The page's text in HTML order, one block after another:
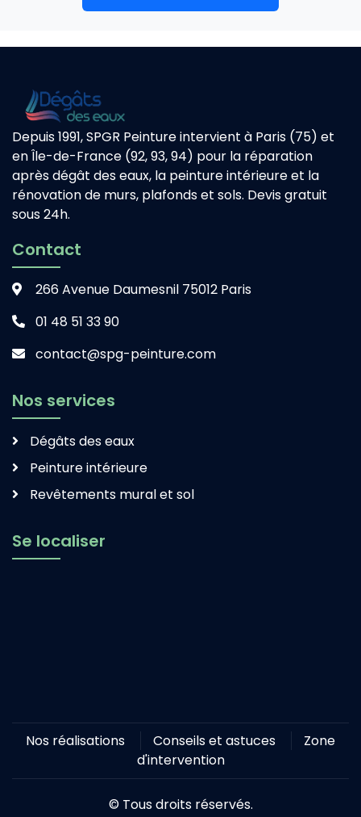
Depuis 1991, SPGR Peinture intervient à Paris (75) et
en Île-de-France (92, 93, 94) pour la réparation
après dégât des eaux, la peinture intérieure et la
rénovation de murs, plafonds et sols. Devis gratuit
sous 24h.
Contact
266 Avenue Daumesnil 75012 Paris
01 48 51 33 90
contact@spg-peinture.com
Nos services
Dégâts des eaux
Peinture intérieure
Revêtements mural et sol
Se localiser
Nos réalisations Conseils et astuces
Zone
d'intervention
© Tous droits réservés.